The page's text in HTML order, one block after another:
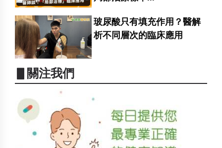
玻尿酸只有填充作用？醫解
析不同層次的臨床應用
▋關注我們